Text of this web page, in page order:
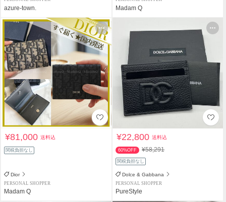
azure-town. Madam Q
¥81,000送料込
関税負担なし
Dior
PERSONAL SHOPPER
Madam Q
¥22,800送料込
60%OFF ¥58,291
関税負担なし
Dolce & Gabbana
PERSONAL SHOPPER
PureStyle